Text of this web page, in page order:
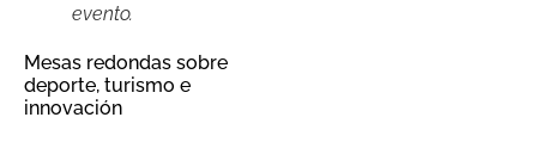
evento.
Mesas redondas sobre
deporte, turismo e
innovación